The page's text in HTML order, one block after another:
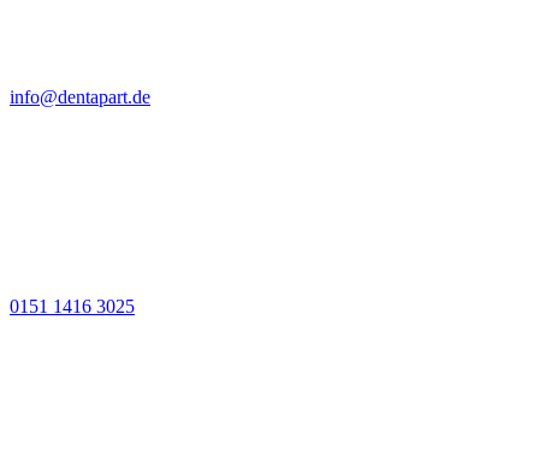
info@dentapart.de
0151 1416 3025